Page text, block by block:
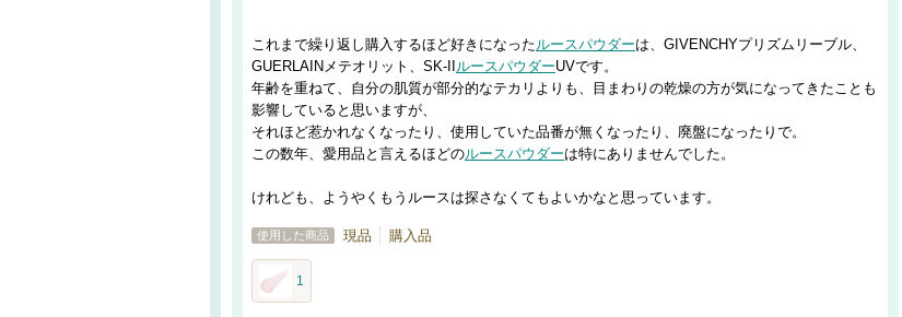
これまで繰り返し購入するほど好きになった ルースパウダーは、GIVENCHYプリズムリーブル、
GUERLAINメテオリット、SK-II ルースパウダーUVです。
年齢を重ねて、自分の肌質が部分的なテカリよりも、目まわりの乾燥の方が気になってきたことも
影響していると思いますが、
それほど惹かれなくなったり、使用していた品番が無くなったり、廃盤になったりで。
この数年、愛用品と言えるほどのルースパウダーは特にありませんでした。
けれども、ようやくもうルースは探さなくてもよいかなと思っています。
使用した商品 現品 購入品
1